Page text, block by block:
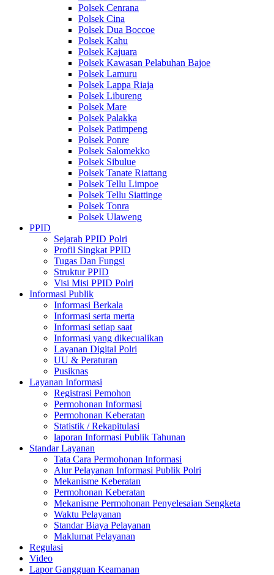
Polsek Cenrana
Polsek Cina
Polsek Dua Boccoe
Polsek Kahu
Polsek Kajuara
Polsek Kawasan Pelabuhan Bajoe
Polsek Lamuru
Polsek Lappa Riaja
Polsek Libureng
Polsek Mare
Polsek Palakka
Polsek Patimpeng
Polsek Ponre
Polsek Salomekko
Polsek Sibulue
Polsek Tanate Riattang
Polsek Tellu Limpoe
Polsek Tellu Siattinge
Polsek Tonra
Polsek Ulaweng
PPID
Sejarah PPID Polri
Profil Singkat PPID
Tugas Dan Fungsi
Struktur PPID
Visi Misi PPID Polri
Informasi Publik
Informasi Berkala
Informasi serta merta
Informasi setiap saat
Informasi yang dikecualikan
Layanan Digital Polri
UU & Peraturan
Pusiknas
Layanan Informasi
Registrasi Pemohon
Permohonan Informasi
Permohonan Keberatan
Statistik / Rekapitulasi
laporan Informasi Publik Tahunan
Standar Layanan
Tata Cara Permohonan Informasi
Alur Pelayanan Informasi Publik Polri
Mekanisme Keberatan
Permohonan Keberatan
Mekanisme Permohonan Penyelesaian Sengketa
Waktu Pelayanan
Standar Biaya Pelayanan
Maklumat Pelayanan
Regulasi
Video
Lapor Gangguan Keamanan